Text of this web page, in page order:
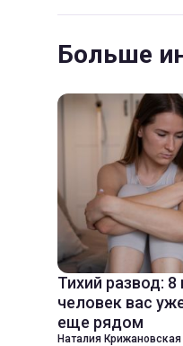
Больше
Тихий развод: 8
человек вас
еще рядом
Наталия Крижановская